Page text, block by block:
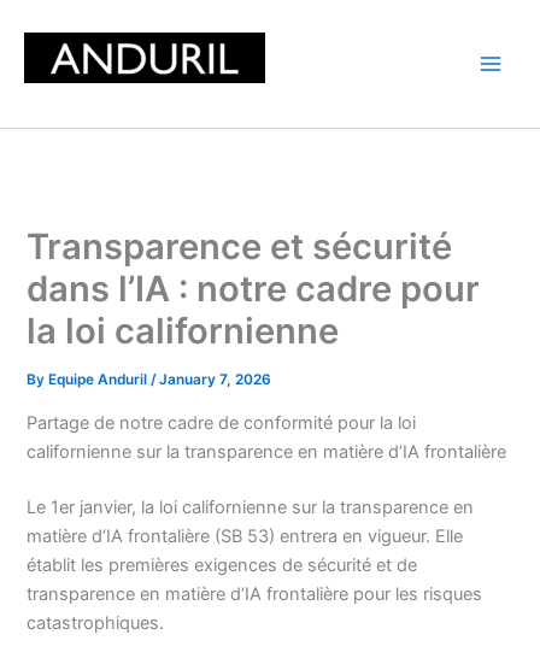
content
Transparence et sécurité
dans l’IA : notre cadre pour
la loi californienne
By Equipe Anduril/January 7, 2026
Partage de notre cadre de conformité pour la loi
californienne sur la transparence en matière d’IA frontalière
Le 1er janvier, la loi californienne sur la transparence en
matière d’IA frontalière (SB 53) entrera en vigueur. Elle
établit les premières exigences de sécurité et de
transparence en matière d’IA frontalière pour les risques
catastrophiques.